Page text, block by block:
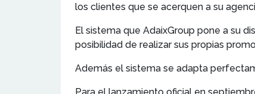
los clientes que se acerquen a su
El sistema que AdaixGroup pone a su
posibilidad de realizar sus propias
Además el sistema se adapta